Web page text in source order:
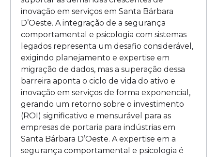
inovação em serviços em Santa Bárbara
D’Oeste. A integração de a segurança
comportamental e psicologia com sistemas
legados representa um desafio considerável,
exigindo planejamento e expertise em
migração de dados, mas a superação dessa
barreira aponta o ciclo de vida do ativo e
inovação em serviços de forma exponencial,
gerando um retorno sobre o investimento
(ROI) significativo e mensurável para as
empresas de portaria para indústrias em
Santa Bárbara D’Oeste. A expertise em a
segurança comportamental e psicologia é